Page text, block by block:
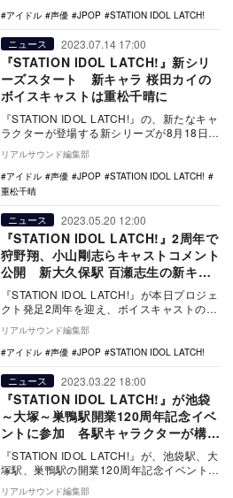
アイドル
声優 JPOP STATION IDOL LATCH!
ニュース 2023.07.14 17:00
『STATION IDOL LATCH!』新シリ
ーズスタート 新キャラ 桜田カイの
ボイスキャストは重松千晴に
『STATION IDOL LATCH!』の、新たなキャ
ラクターが登場する新シリーズが8月18日に
スタートする。 謎に包まれ…
リアルサウンド編集部
アイドル
声優 JPOP
STATION IDOL LATCH!
重松千晴
ニュース 2023.05.20 12:00
『STATION IDOL LATCH!』2周年で
狩野翔、小山剛志らキャストコメント
公開 新大久保駅 百瀬志生の新キャ
ストは古田一紀に
『STATION IDOL LATCH!』が本日プロジェ
クト発足2周年を迎え、ボイスキャストの狩
野翔、小山剛志、井上雄貴、高塚智…
リアルサウンド編集部
アイドル
声優 JPOP STATION IDOL LATCH!
ニュース 2023.03.22 18:00
『STATION IDOL LATCH!』が池袋
～大塚～巣鴨駅開業120周年記念イベ
ントに参加 各駅キャラクターが構内
放送
『STATION IDOL LATCH!』が、池袋駅、大
塚駅、巣鴨駅の開業120周年記念イベント
「おかげさまで120周年！ 池袋…
リアルサウンド編集部